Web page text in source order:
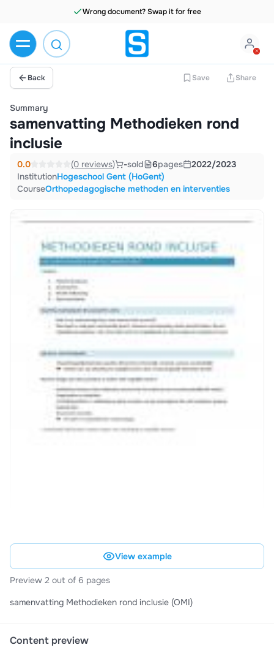
Wrong document? Swap it for free
Back Save Share
Summary
samenvatting Methodieken rond
inclusie
0.0 (0 reviews) -sold 6pages
2022/2023
InstitutionHogeschool Gent (HoGent)
CourseOrthopedagogische methoden en interventies
View example
Preview 2 out of 6 pages
samenvatting Methodieken rond inclusie (OMI)
Content preview